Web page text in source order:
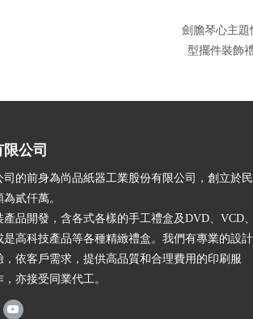
劍膽琴心主題
型擺件裝飾
公司
的前身為尚品紙器工業股份有限公司，創立於民
貳仟萬。
品開發，含各式各樣的手工禮盒及DVD、VCD、
高科技產品等各種精緻禮盒。我們有專業的設計
，依客戶需求，提供高品質和合理費用的印刷服
亦接受同業代工。